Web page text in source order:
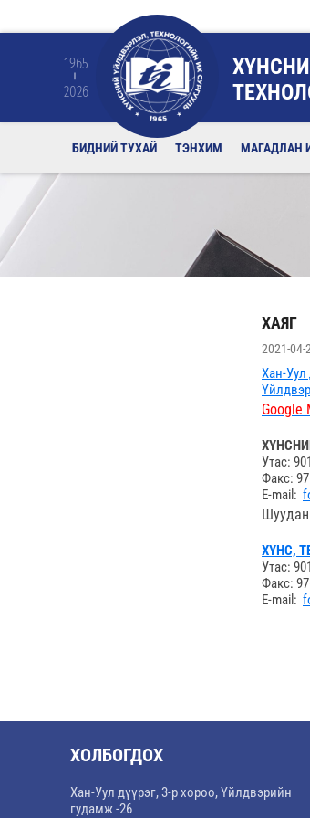
1965
2026
БИДНИЙ ТУХАЙ ТЭНХИМ МАГАДЛАН
ХАЯГ
2021-04-
Хан-Уул
Google
Утас:
Факс:
E-mail:
ХҮНС,
Утас:
Факс:
E-mail:
ХОЛБОГДОХ
Хан-Уул дүүрэг, 3-р хороо, Үйлдвэрийн
гудамж -26